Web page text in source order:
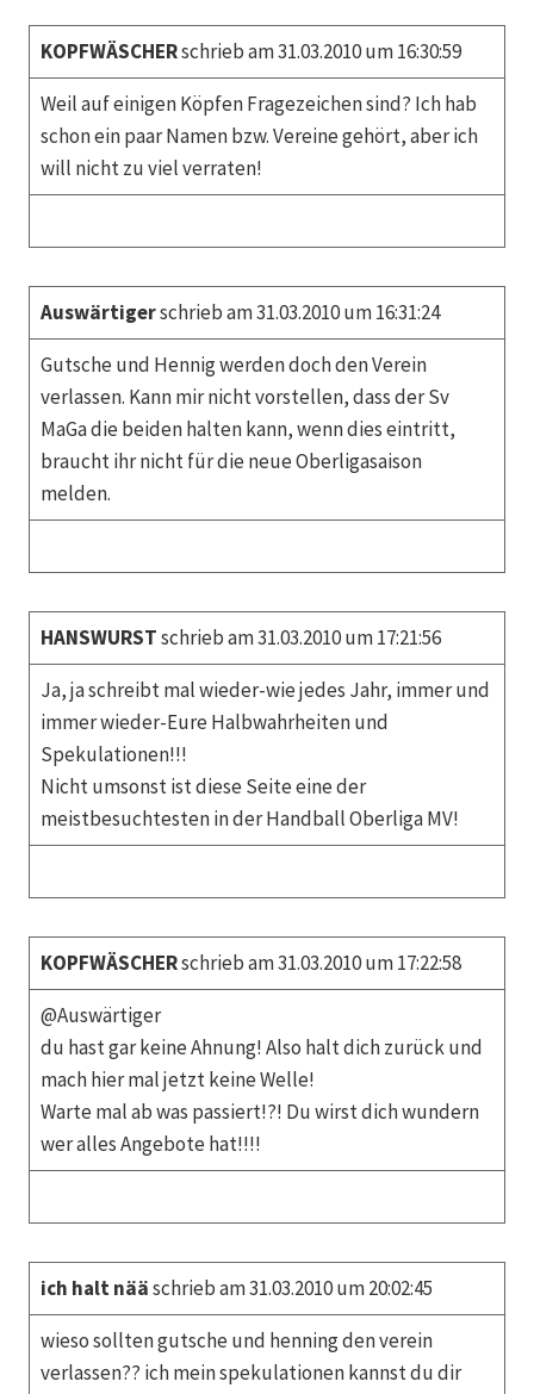
KOPFWÄSCHERschrieb am 31.03.2010 um 16:30:59
Weil auf einigen Köpfen Fragezeichen sind? Ich hab
schon ein paar Namen bzw. Vereine gehört, aber ich
will nicht zu viel verraten!
Auswärtigerschrieb am 31.03.2010 um 16:31:24
Gutsche und Hennig werden doch den Verein
verlassen. Kann mir nicht vorstellen, dass der Sv
MaGa die beiden halten kann, wenn dies eintritt,
braucht ihr nicht für die neue Oberligasaison
melden.
HANSWURSTschrieb am 31.03.2010 um 17:21:56
Ja, ja schreibt mal wieder-wie jedes Jahr, immer und
immer wieder-Eure Halbwahrheiten und
Spekulationen!!!
Nicht umsonst ist diese Seite eine der
meistbesuchtesten in der Handball Oberliga MV!
KOPFWÄSCHERschrieb am 31.03.2010 um 17:22:58
@Auswärtiger
du hast gar keine Ahnung! Also halt dich zurück und
mach hier mal jetzt keine Welle!
Warte mal ab was passiert!?! Du wirst dich wundern
wer alles Angebote hat!!!!
ich halt nääschrieb am 31.03.2010 um 20:02:45
wieso sollten gutsche und henning den verein
verlassen?? ich mein spekulationen kannst du dir